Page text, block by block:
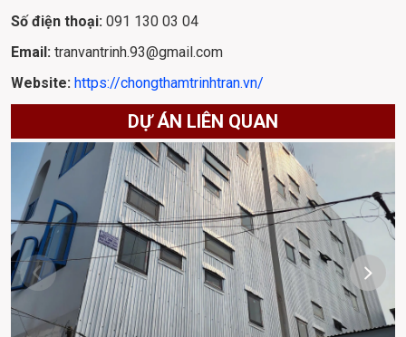
Số điện thoại: 091 130 03 04
Email: tranvantrinh.93@gmail.com
Website: https://chongthamtrinhtran.vn/
DỰ ÁN LIÊN QUAN